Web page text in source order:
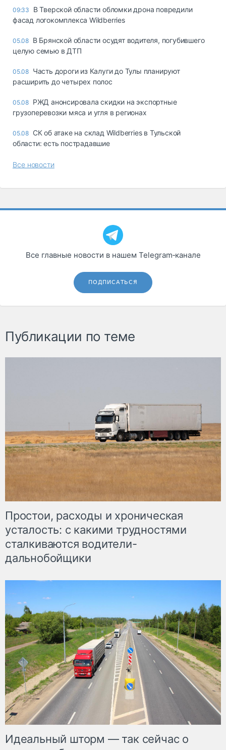
09:33
В Тверской области обломки дрона повредили
фасад логокомплекса Wildberries
05.08 В Брянской области осудят водителя, погубившего
целую семью в ДТП
05.08 Часть дороги из Калуги до Тулы планируют
расширить до четырех полос
05.08 РЖД анонсировала скидки на экспортные
грузоперевозки мяса и угля в регионах
05.08 СК об атаке на склад Wildberries в Тульской
области: есть пострадавшие
Все новости
Все главные новости в нашем Telegram‑канале
ПОДПИСАТЬСЯ
Публикации по теме
Простои, расходы и хроническая
усталость: с какими трудностями
сталкиваются водители-
дальнобойщики
Идеальный шторм — так сейчас о